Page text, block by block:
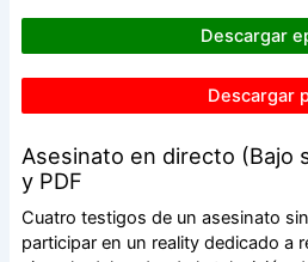
Descargar
Descargar
Asesinato en directo (Bajo
y PDF
Cuatro testigos de un asesinato
participar en un reality dedicado a